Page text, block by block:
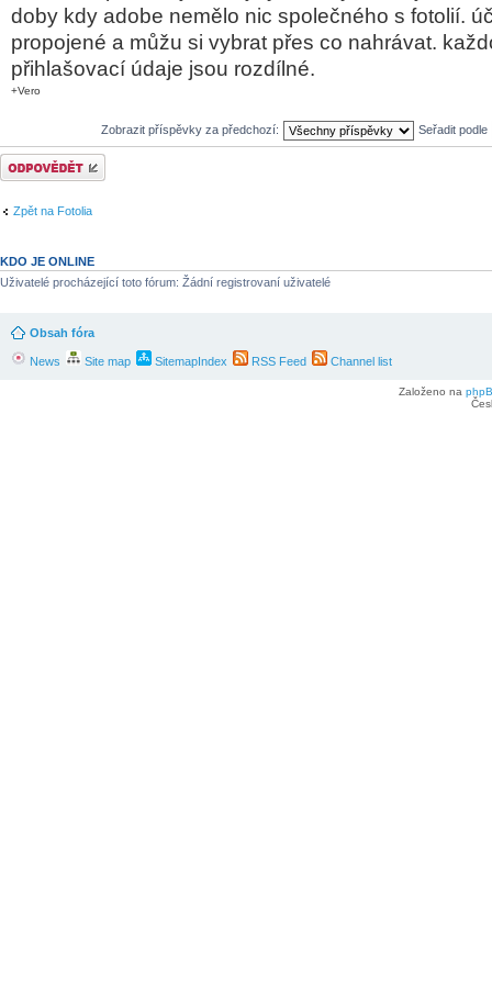
doby kdy adobe nemělo nic společného s fotolií.
propojené a můžu si vybrat přes co nahrávat.
přihlašovací údaje jsou rozdílné.
+Vero
Zobrazit příspěvky za předchozí: Seřadit podle
Odeslat odpověď
Zpět na Fotolia
KDO JE ONLINE
Uživatelé procházející toto fórum: Žádní registrovaní uživatelé
Obsah fóra
News Site map SitemapIndex RSS Feed Channel list
Založeno na